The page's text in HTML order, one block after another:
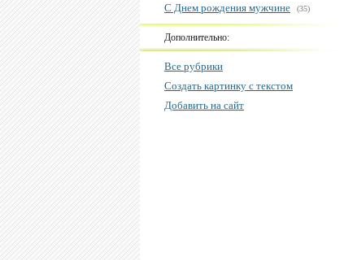
С Днем рождения мужчине (35)
Дополнительно:
Все рубрики
Создать картинку с текстом
Добавить на сайт